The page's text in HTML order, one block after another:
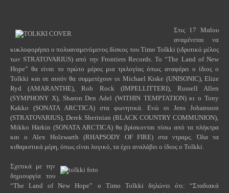
Στις 17 Μαΐου
αναμένεται να
κυκλοφορήσει ο πολυαναμενόμενος δίσκος του Timo Tolkki (ιδρυτικό μέλος
των STRATOVARIUS) από την Frontiers Records. Το “The Land of New
Hope” θα είναι το πρώτο μέρος μια τριλογίας όπως αναφέρει ο ίδιος ο
Tolkki και σε αυτόν θα συμμετέχουν οι Michael Kiske (UNISONIC), Elize
Ryd (AMARANTHE), Rob Rock (IMPELLITTERI), Russell Allen
(SYMPHONY X), Sharon Den Adel (WITHIN TEMPTATION) κι ο Tony
Kakko (SONATA ARCTICA) στα φωνητικά. Ενώ οι Jens Johansson
(STRATOVARIUS), Derek Sherinian (BLACK COUNTRY COMMUNION),
Mikko Härkin (SONATA ARCTICA) θα βρίσκονται πίσω από τα πλήκτρα
και ο Alex Holzwarth (RHAPSODY OF FIRE) στα ντραμς. Όλα τα
κιθαριστικά μέρη, όπως είναι λογικό, τα έχει αναλάβει ο ίδιος ο Tolkki
Σχετικά με την
δημιουργία του
“The Land of New Hope” ο Timo Tolkki
δηλώνει ότι: “Σταδιακά